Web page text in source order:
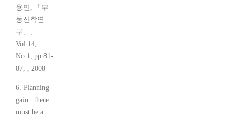
용만, 「부
동산학연
구」,
Vol.14,
No.1, pp.81-
87, , 2008
6. Planning
gain : there
must be a